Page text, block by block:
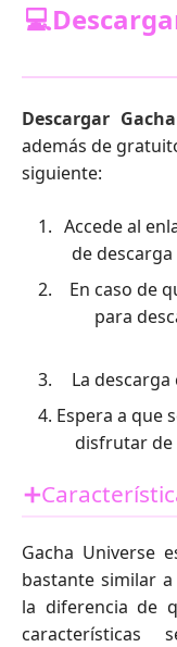
Descargar
además de
siguiente:
Accede al
de
En caso de
para
La
Espera a que
disfrutar de
Gacha Universe
bastante similar
la diferencia de